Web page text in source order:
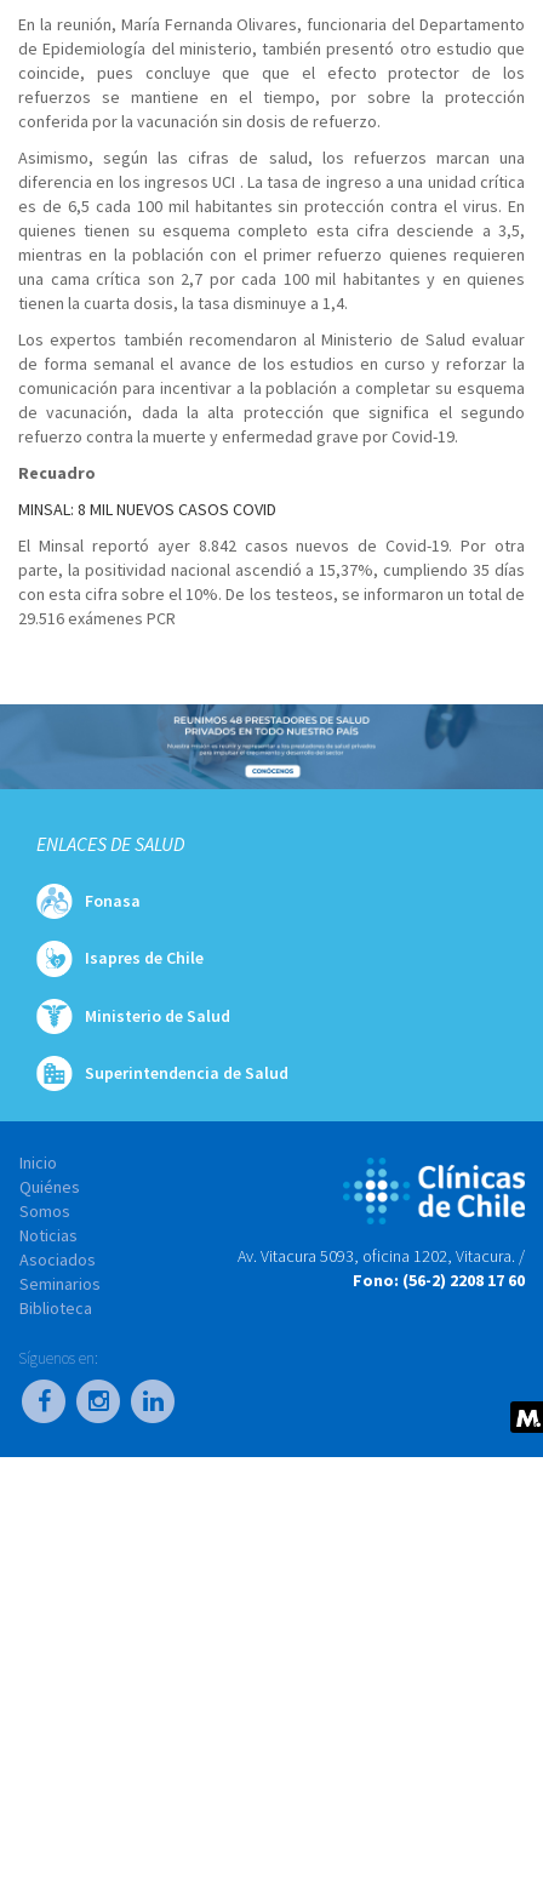
En la reunión, María Fernanda Olivares, funcionaria del Departamento
de Epidemiología del ministerio, también presentó otro estudio que
coincide, pues concluye que que el efecto protector de los
refuerzos se mantiene en el tiempo, por sobre la protección
conferida por la vacunación sin dosis de refuerzo.
Asimismo, según las cifras de salud, los refuerzos marcan una
diferencia en los ingresos UCI . La tasa de ingreso a una unidad crítica
es de 6,5 cada 100 mil habitantes sin protección contra el virus. En
quienes tienen su esquema completo esta cifra desciende a 3,5,
mientras en la población con el primer refuerzo quienes requieren
una cama crítica son 2,7 por cada 100 mil habitantes y en quienes
tienen la cuarta dosis, la tasa disminuye a 1,4.
Los expertos también recomendaron al Ministerio de Salud evaluar
de forma semanal el avance de los estudios en curso y reforzar la
comunicación para incentivar a la población a completar su esquema
de vacunación, dada la alta protección que significa el segundo
refuerzo contra la muerte y enfermedad grave por Covid-19.
Recuadro
MINSAL: 8 MIL NUEVOS CASOS COVID
El Minsal reportó ayer 8.842 casos nuevos de Covid-19. Por otra
parte, la positividad nacional ascendió a 15,37%, cumpliendo 35 días
con esta cifra sobre el 10%. De los testeos, se informaron un total de
29.516 exámenes PCR
ENLACES DE SALUD
Fonasa
Isapres de Chile
Ministerio de Salud
Superintendencia de Salud
Inicio
Quiénes
Somos
Noticias
Asociados
Seminarios
Biblioteca
Av. Vitacura 5093, oficina 1202, Vitacura. /
Fono: (56-2) 2208 17 60
Síguenos en: